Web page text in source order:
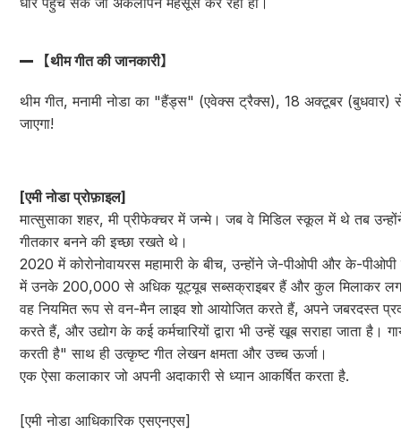
【थीम गीत की जानकारी】
थीम गीत, मनामी नोडा का "हैंड्स" (एवेक्स ट्रैक्स), 18 अक्टूबर (बुधवार) से
जाएगा!
[एमी नोडा प्रोफ़ाइल]
मात्सुसाका शहर, मी प्रीफेक्चर में जन्मे। जब वे मिडिल स्कूल में थे तब
गीतकार बनने की इच्छा रखते थे।
2020 में कोरोनोवायरस महामारी के बीच, उन्होंने जे-पीओपी और के-
में उनके 200,000 से अधिक यूट्यूब सब्सक्राइबर हैं और कुल मिलाकर
वह नियमित रूप से वन-मैन लाइव शो आयोजित करते हैं, अपने जबरदस्त
करते हैं, और उद्योग के कई कर्मचारियों द्वारा भी उन्हें खूब सराहा जाता है।
करती है" साथ ही उत्कृष्ट गीत लेखन क्षमता और उच्च ऊर्जा।
एक ऐसा कलाकार जो अपनी अदाकारी से ध्यान आकर्षित करता है.
[एमी नोडा आधिकारिक एसएनएस]